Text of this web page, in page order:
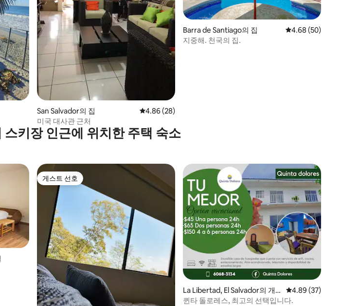
San Salvador의 집 평점 4.86점(5점 만점), 후기 28개
4.86 (28)
미국 대사관 근처
Barra de Santiago의 집 평점 4.68점(5점 만점),
4.68 (50)
지중해. 천국의 집.
키장 인근에 위치한 주택 숙소
게스트 선호
게스트 선호
La Libertad, El Salvador의 개
인실
평점 4.89점(5점 만점),
4.89 (37)
퀸타 돌로레스, 최고의 선택입니다.